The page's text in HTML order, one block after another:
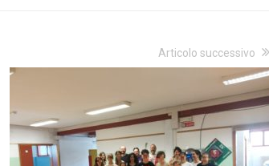
Articolo successivo